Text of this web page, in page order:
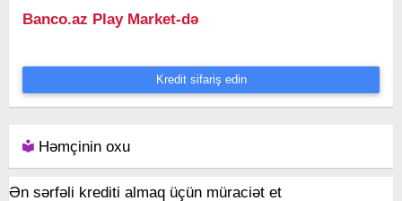
Banco.az Play Market-də
Kredit sifariş edin
Həmçinin oxu
Ən sərfəli krediti almaq üçün müraciət et